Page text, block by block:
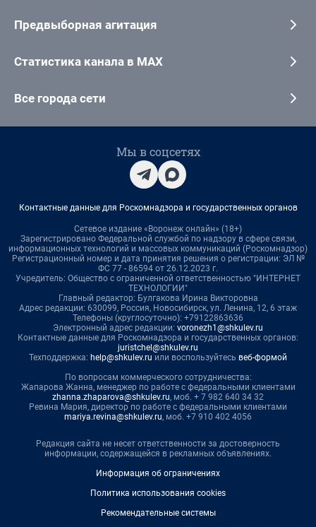
Предвыборная агитация
Статистика канала в MAX
Все города сети
Мы в соцсетях
Контактные данные для Роскомнадзора и государственных органов
Сетевое издание «Воронеж онлайн» (18+)
Зарегистрировано Федеральной службой по надзору в сфере связи,
информационных технологий и массовых коммуникаций (Роскомнадзор)
Регистрационный номер и дата принятия решения о регистрации: ЭЛ №
ФС 77 - 86594 от 26.12.2023 г.
Учредитель: Общество с ограниченной ответственностью "ИНТЕРНЕТ
ТЕХНОЛОГИИ"
Главный редактор: Булгакова Ирина Викторовна
Адрес редакции: 630099, Россия, Новосибирск, ул. Ленина, 12, 6 этаж
Телефоны (круглосуточно): +79122863636
Электронный адрес редакции: voronezh1@shkulev.ru
Контактные данные для Роскомнадзора и государственных органов:
juristchel@shkulev.ru
Техподдержка: help@shkulev.ru или воспользуйтесь веб-формой
По вопросам коммерческого сотрудничества:
Жапарова Жанна, менеджер по работе с федеральными клиентами
zhanna.zhaparova@shkulev.ru, моб. + 7 982 640 34 32
Ревина Мария, директор по работе с федеральными клиентами
mariya.revina@shkulev.ru, моб. +7 910 402 4056
Редакция сайта не несет ответственности за достоверность
информации, содержащейся в рекламных объявлениях.
Информация об ограничениях
Политика использования cookies
Рекомендательные системы